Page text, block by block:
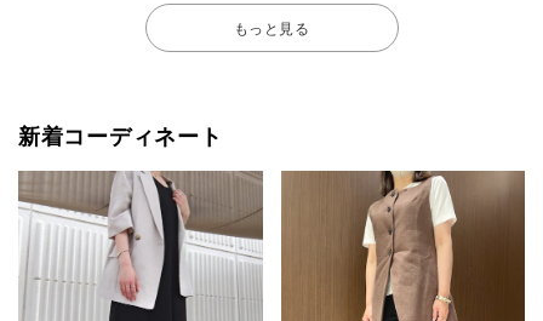
もっと見る
新着コーディネート